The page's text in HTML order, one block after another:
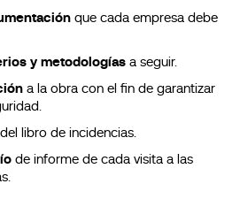
que cada empresa debe
y metodologías a seguir.
a la obra con el fin de garantizar
del libro de incidencias.
de informe de cada visita a las